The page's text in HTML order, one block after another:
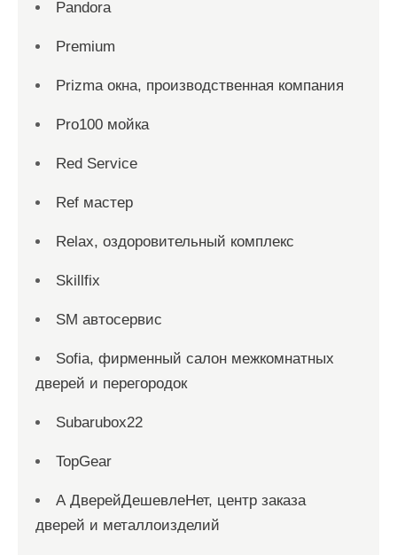
Pandora
Premium
Prizma окна, производственная компания
Pro100 мойка
Red Service
Ref мастер
Relax, оздоровительный комплекс
Skillfix
SM автосервис
Sofia, фирменный салон межкомнатных
дверей и перегородок
Subarubox22
TopGear
А ДверейДешевлеНет, центр заказа
дверей и металлоизделий